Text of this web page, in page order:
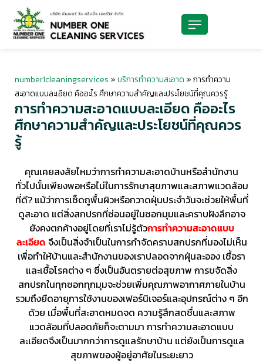
number1cleaningservices »บริการทำความสะอาด »การทำความ
สะอาดแบบละเอียด คืออะไร ศึกษาความสำคัญและประโยชน์ที่คุณควรรู้
การทำความสะอาดแบบละเอียด คืออะไร
ศึกษาความสำคัญและประโยชน์ที่คุณควร
รู้
คุณเคยสงสัยไหมว่าการทำความสะอาดบ้านหรือสำนักงาน
ทั่วไปนั้นเพียงพอหรือไม่ในการรักษาสุขภาพและสภาพแวดล้อม
ที่ดี? แม้ว่าการเช็ดถูพื้นผิวหรือกวาดฝุ่นประจำวันจะช่วยให้พื้นที่
ดูสะอาด แต่สิ่งสกปรกที่ซ่อนอยู่ในซอกมุมและคราบฝังลึกอาจ
ยังคงตกค้างอยู่โดยที่เราไม่รู้ตัวการทำความสะอาดแบบ
ละเอียด จึงเป็นสิ่งจำเป็นในการกำจัดคราบสกปรกที่มองไม่เห็น
เพื่อทำให้บ้านและสำนักงานของเราปลอดจากฝุ่นละออง เชื้อรา
และเชื้อโรคต่าง ๆ ซึ่งเป็นอันตรายต่อสุขภาพ การขจัดสิ่ง
สกปรกในทุกซอกทุกมุมจะช่วยเพิ่มคุณภาพอากาศภายในบ้าน
รวมถึงยืดอายุการใช้งานของเฟอร์นิเจอร์และอุปกรณ์ต่าง ๆ อีก
ด้วย เมื่อพื้นที่สะอาดหมดจด ความรู้สึกสดชื่นและสภาพ
แวดล้อมที่ปลอดภัยก็จะตามมา การทำความสะอาดแบบ
ละเอียดจึงเป็นมากกว่าการดูแลรักษาบ้าน แต่ยังเป็นการดูแล
สุขภาพของผู้อยู่อาศัยในระยะยาว